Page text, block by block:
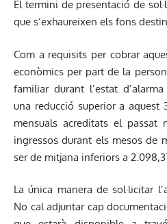
El termini de presentació de
que s’exhaureixen els fons
Com a requisits per cobrar
econòmics per part de la
familiar durant l’estat
una reducció superior a aquest
mensuals acreditats el
ingressos durant els mesos de
ser de mitjana inferiors a
La única manera de sol·licitar
No cal adjuntar cap